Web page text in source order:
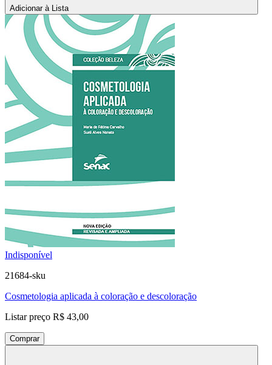
Adicionar à Lista
Indisponível
21684-sku
Cosmetologia aplicada à coloração e descoloração
Listar preço R$ 43,00
Comprar